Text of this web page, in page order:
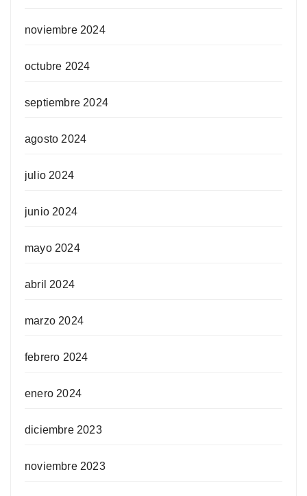
noviembre 2024
octubre 2024
septiembre 2024
agosto 2024
julio 2024
junio 2024
mayo 2024
abril 2024
marzo 2024
febrero 2024
enero 2024
diciembre 2023
noviembre 2023